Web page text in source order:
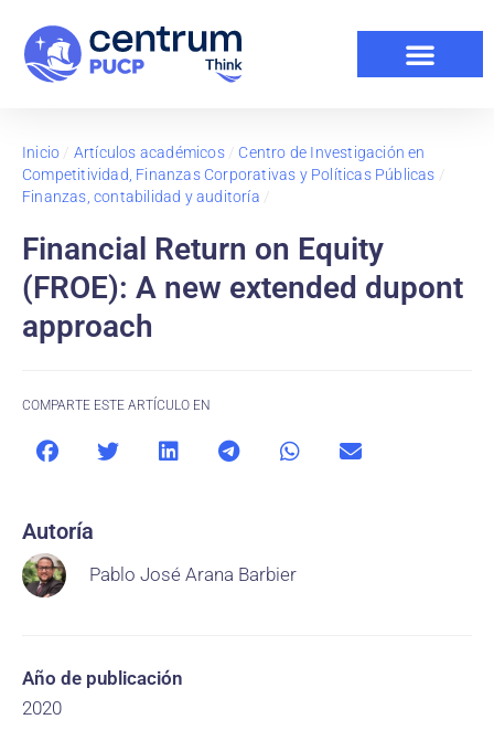
Inicio / Artículos académicos/ Centro de Investigación en
Competitividad, Finanzas Corporativas y Políticas Públicas /
Finanzas, contabilidad y auditoría /
Financial Return on Equity
(FROE): A new extended dupont
approach
COMPARTE ESTE ARTÍCULO EN
Autoría
Pablo José Arana Barbier
Año de publicación
2020